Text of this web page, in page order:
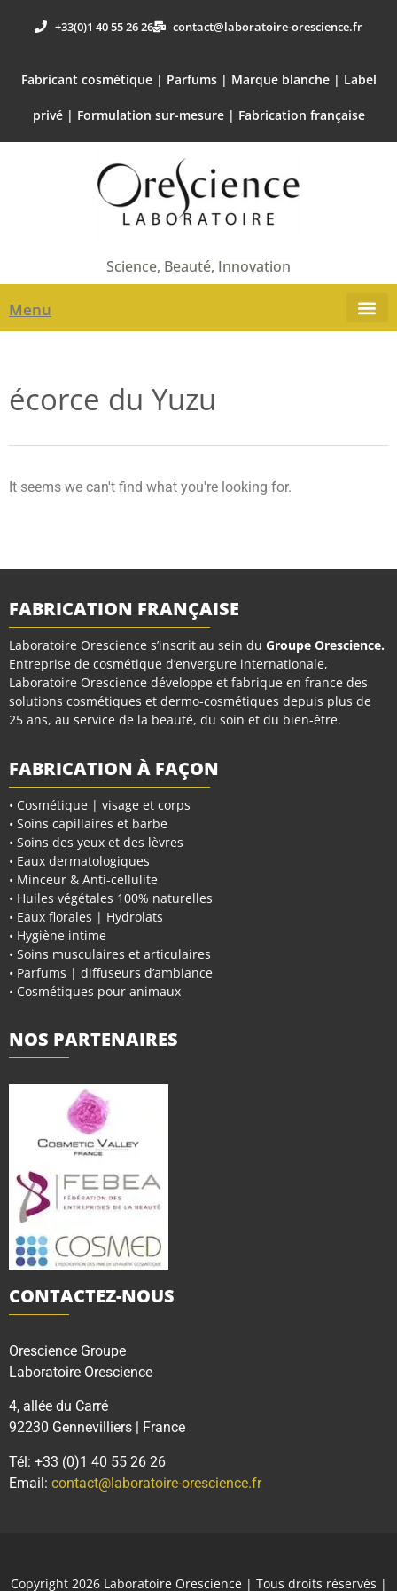
+33(0)1 40 55 26 26 contact@laboratoire-orescience.fr
Fabricant cosmétique | Parfums | Marque blanche | Label
privé | Formulation sur-mesure | Fabrication française
Science, Beauté, Innovation
Menu
écorce du Yuzu
It seems we can't find what you're looking for.
FABRICATION FRANÇAISE
Laboratoire Orescience s’inscrit au sein du Groupe Orescience.
Entreprise de cosmétique d’envergure internationale,
Laboratoire Orescience développe et fabrique en france des
solutions cosmétiques et dermo-cosmétiques depuis plus de
25 ans, au service de la beauté, du soin et du bien-être.
FABRICATION À FAÇON
• Cosmétique | visage et corps
• Soins capillaires et barbe
• Soins des yeux et des lèvres
• Eaux dermatologiques
• Minceur & Anti-cellulite
• Huiles végétales 100% naturelles
• Eaux florales | Hydrolats
• Hygiène intime
• Soins musculaires et articulaires
• Parfums | diffuseurs d’ambiance
• Cosmétiques pour animaux
NOS PARTENAIRES
CONTACTEZ-NOUS
Orescience Groupe
Laboratoire Orescience
4, allée du Carré
92230 Gennevilliers | France
Tél: +33 (0)1 40 55 26 26
Email: contact@laboratoire-orescience.fr
Copyright 2026 Laboratoire Orescience | Tous droits réservés |